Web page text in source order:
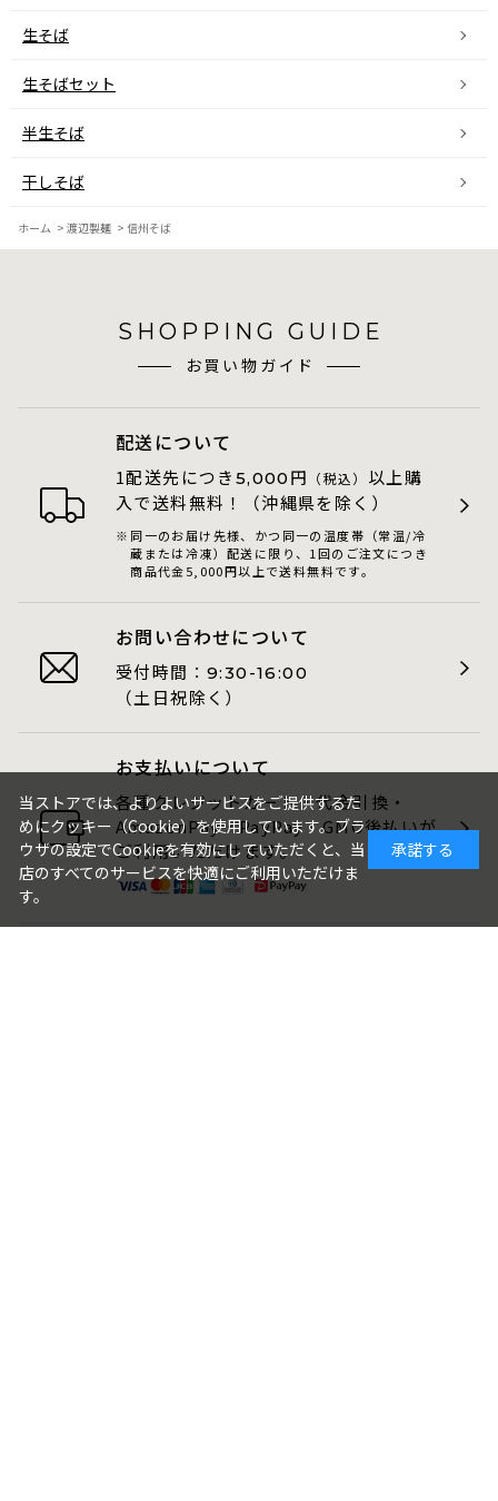
生そば
生そばセット
半生そば
干しそば
ホーム > 渡辺製麺 > 信州そば
SHOPPING GUIDE
お買い物ガイド
配送について
1配送先につき 5,000 円 （税込） 以上購
入で送料無料！（沖縄県を除く）
同一のお届け先様、かつ同一の温度帯（常温/冷
蔵または冷凍）配送に限り、1回のご注文につき
商品代金5,000円以上で送料無料です。
お問い合わせについて
受付時間： 9:30-16:00
（土日祝除く）
お支払いについて
各種クレジットカード・代金引換・
AmazonPay・PayPay・GMO後払いが
ご利用いただけます。
当ストアでは、よりよいサービスをご提供するた
めにクッキー（Cookie）を使用しています。ブラ
ウザの設定でCookieを有効にしていただくと、当
店のすべてのサービスを快適にご利用いただけま
す。
承諾する